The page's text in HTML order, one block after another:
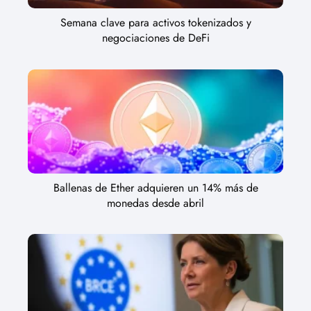
Semana clave para activos tokenizados y
negociaciones de DeFi
Ballenas de Ether adquieren un 14% más de
monedas desde abril